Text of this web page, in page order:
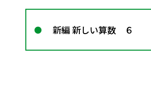
新編 新しい算数 ６